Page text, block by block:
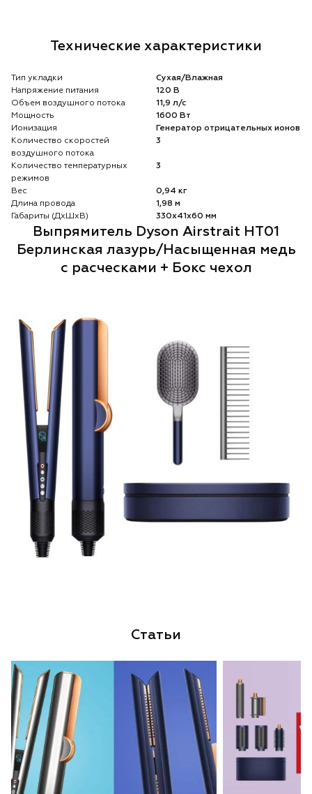
Технические характеристики
Тип укладки
Сухая/Влажная
Напряжение питания
120 В
Объем воздушного потока
11,9 л/с
Мощность
1600 Вт
Ионизация
Генератор отрицательных ионов
Количество скоростей
воздушного потока
3
Количество температурных
режимов
3
Вес
0,94 кг
Длина провода
1,98 м
Габариты (ДхШхВ)
330х41х60 мм
Выпрямитель Dyson Airstrait HT01
Берлинская лазурь/Насыщенная медь
с расческами + Бокс чехол
Статьи